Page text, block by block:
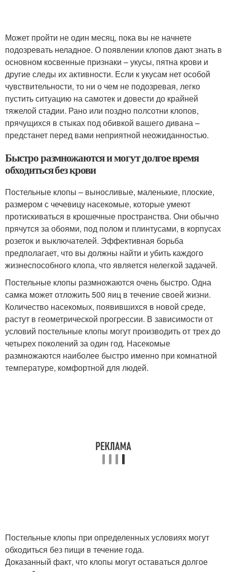
Может пройти не один месяц, пока вы не начнете
подозревать неладное. О появлении клопов дают знать в
основном косвенные признаки – укусы, пятна крови и
другие следы их активности. Если к укусам нет особой
чувствительности, то ни о чем не подозревая, легко
пустить ситуацию на самотек и довести до крайней
тяжелой стадии. Рано или поздно полсотни клопов,
прячущихся в стыках под обивкой вашего дивана –
предстанет перед вами неприятной неожиданностью.
Быстро размножаются и могут долгое время
обходиться без крови
Постельные клопы – выносливые, маленькие, плоские,
размером с чечевицу насекомые, которые умеют
протискиваться в крошечные пространства. Они обычно
прячутся за обоями, под полом и плинтусами, в корпусах
розеток и выключателей. Эффективная борьба
предполагает, что вы должны найти и убить каждого
жизнеспособного клопа, что является нелегкой задачей.
Постельные клопы размножаются очень быстро. Одна
самка может отложить 500 яиц в течение своей жизни.
Количество насекомых, появившихся в новой среде,
растут в геометрической прогрессии. В зависимости от
условий постельные клопы могут производить от трех до
четырех поколений за один год. Насекомые
размножаются наиболее быстро именно при комнатной
температуре, комфортной для людей.
Постельные клопы при определенных условиях могут
обходиться без пищи в течение года.
Доказанный факт, что клопы могут оставаться долгое